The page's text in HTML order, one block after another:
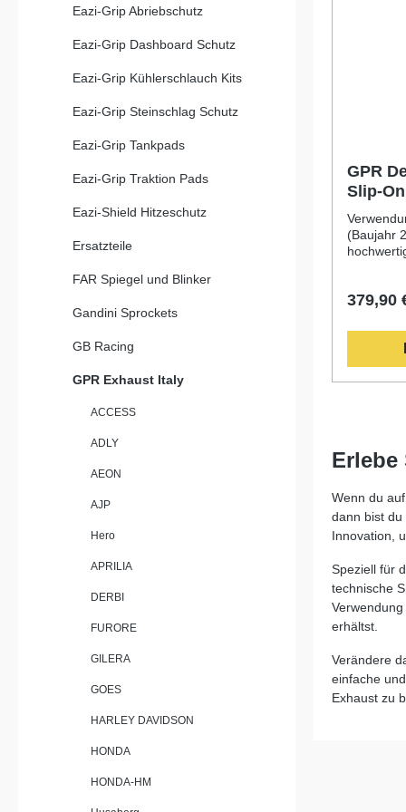
Eazi-Grip Abriebschutz
Eazi-Grip Dashboard Schutz
Eazi-Grip Kühlerschlauch Kits
Eazi-Grip Steinschlag Schutz
Eazi-Grip Tankpads
Eazi-Grip Traktion Pads
Eazi-Shield Hitzeschutz
Ersatzteile
FAR Spiegel und Blinker
Gandini Sprockets
GB Racing
GPR Exhaust Italy
ACCESS
ADLY
AEON
AJP
Hero
APRILIA
DERBI
FURORE
GILERA
GOES
HARLEY DAVIDSON
HONDA
HONDA-HM
GPR
Slip-
Bajaj
2014
(Baujahr
Dank
Sie von
Ihrer
Sound,
Der
steht für
und kann
die
durch
steigern
sondern
379,90
Erlebe
Wenn du
dann bist du
Innovation,
Speziell für
technische
erhältst.
Verändere
einfache
Exhaust zu